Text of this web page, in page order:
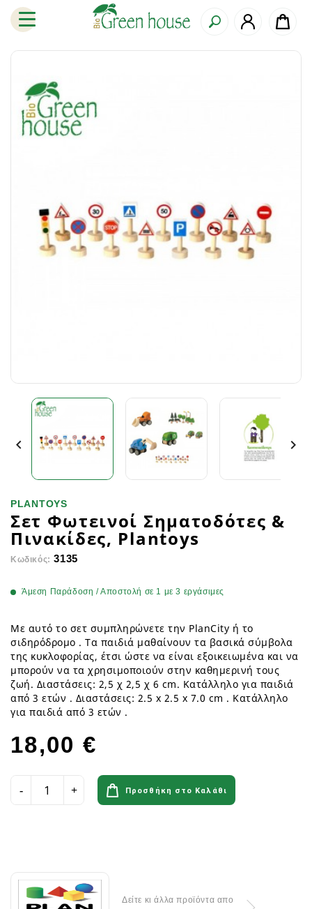
 
PLANTOYS
Σετ Φωτεινοί Σηματοδότες &
Πινακίδες, Plantoys
Κωδικός: 3135
Άμεση Παράδοση / Αποστολή σε 1 με 3 εργάσιμες
Με αυτό το σετ συμπληρώνετε την PlanCity ή το
σιδηρόδρομο . Τα παιδιά μαθαίνουν τα βασικά σύμβολα
της κυκλοφορίας, έτσι ώστε να είναι εξοικειωμένα και να
μπορούν να τα χρησιμοποιούν στην καθημερινή τους
ζωή. Διαστάσεις: 2,5 χ 2,5 χ 6 cm. Κατάλληλο για παιδιά
από 3 ετών . Διαστάσεις: 2.5 x 2.5 x 7.0 cm . Κατάλληλο
για παιδιά από 3 ετών .
18,00 €
Προσθήκη στο Καλάθι
Δείτε κι άλλα προϊόντα απο